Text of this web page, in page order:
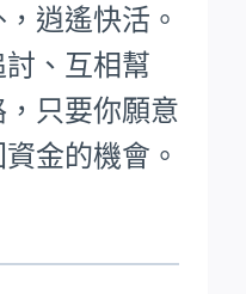
逍遙快活。
、互相幫
只要你願意
金的機會。